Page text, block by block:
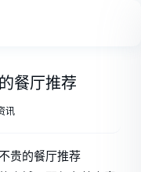
餐厅推荐
讯
贵的餐厅推荐